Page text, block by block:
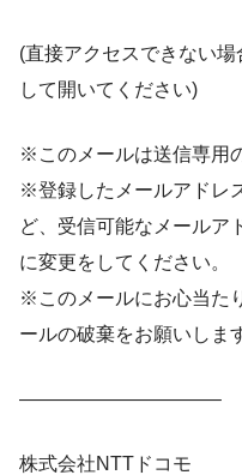
(直接アクセスできない
して開いてください)
※このメールは送信専用
※登録したメールアドレ
ど、受信可能なメールア
に変更をしてください。
※このメールにお心当た
ールの破棄をお願いしま
——————————–
株式会社NTTドコモ